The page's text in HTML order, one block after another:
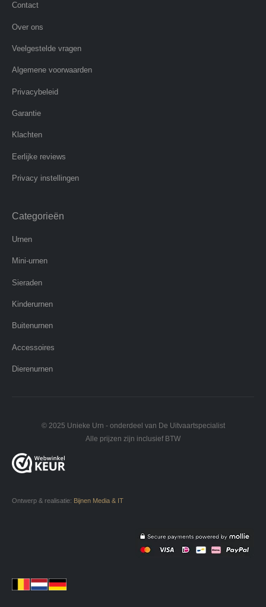
Contact
Over ons
Veelgestelde vragen
Algemene voorwaarden
Privacybeleid
Garantie
Klachten
Eerlijke reviews
Privacy instellingen
Categorieën
Urnen
Mini-urnen
Sieraden
Kinderurnen
Buitenurnen
Accessoires
Dierenurnen
© 2025 Unieke Urn - onderdeel van De Uitvaartspecialist
Alle prijzen zijn inclusief BTW
Ontwerp & realisatie: Bijnen Media & IT